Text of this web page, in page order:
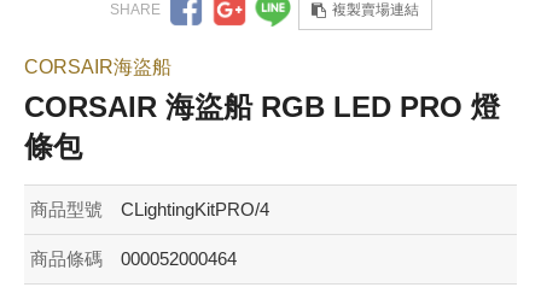
複製賣場連結
CORSAIR海盜船
CORSAIR 海盜船 RGB LED PRO 燈
條包
商品型號 CLightingKitPRO/4
商品條碼 000052000464